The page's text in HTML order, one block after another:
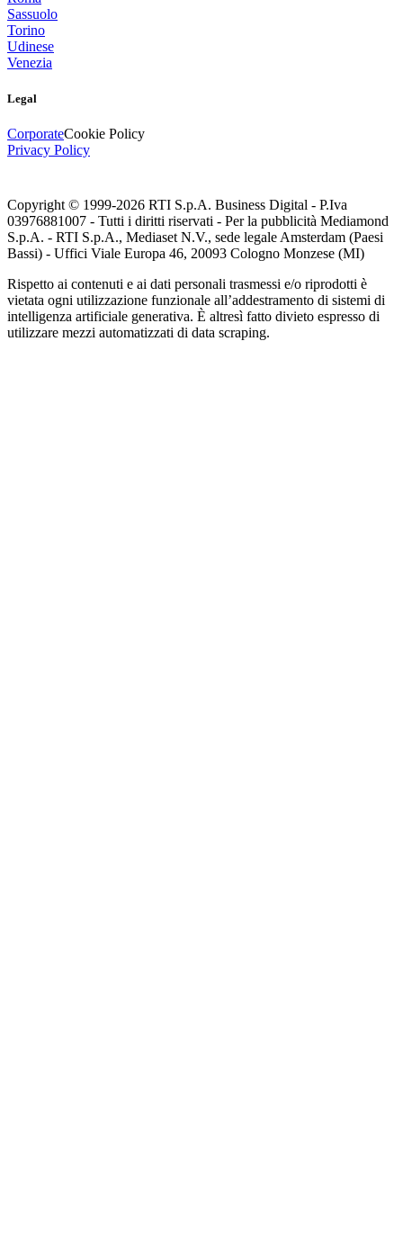
Sassuolo
Torino
Udinese
Venezia
Legal
CorporateCookie Policy
Privacy Policy
Copyright © 1999-2026 RTI S.p.A. Business Digital - P.Iva
03976881007 - Tutti i diritti riservati - Per la pubblicità Mediamond
S.p.A. - RTI S.p.A., Mediaset N.V., sede legale Amsterdam (Paesi
Bassi) - Uffici Viale Europa 46, 20093 Cologno Monzese (MI)
Rispetto ai contenuti e ai dati personali trasmessi e/o riprodotti è
vietata ogni utilizzazione funzionale all’addestramento di sistemi di
intelligenza artificiale generativa. È altresì fatto divieto espresso di
utilizzare mezzi automatizzati di data scraping.